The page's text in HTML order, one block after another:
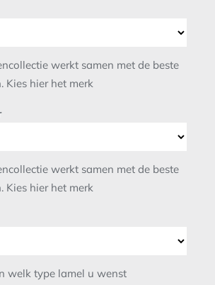
werkt samen met de beste
Kies hier het merk
werkt samen met de beste
Kies hier het merk
welk type lamel u wenst